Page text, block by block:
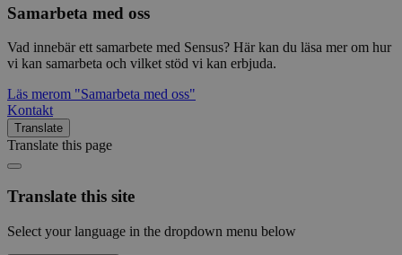
Samarbeta med oss
Vad innebär ett samarbete med Sensus? Här kan du läsa mer om hur
vi kan samarbeta och vilket stöd vi kan erbjuda.
Läs merom "Samarbeta med oss"
Kontakt
Translate
Translate this page
Translate this site
Select your language in the dropdown menu below